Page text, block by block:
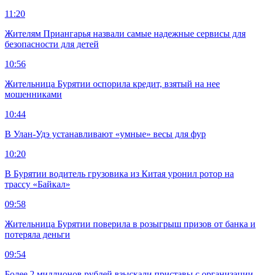
11:20
Жителям Приангарья назвали самые надежные сервисы для
безопасности для детей
10:56
Жительница Бурятии оспорила кредит, взятый на нее
мошенниками
10:44
В Улан-Удэ устанавливают «умные» весы для фур
10:20
В Бурятии водитель грузовика из Китая уронил ротор на
трассу «Байкал»
09:58
Жительница Бурятии поверила в розыгрыш призов от банка и
потеряла деньги
09:54